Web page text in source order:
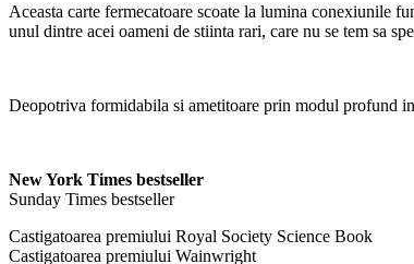
Aceasta carte fermecatoare scoate la lumina conexiunile
unul dintre acei oameni de stiinta rari, care nu se tem sa
Deopotriva formidabila si ametitoare prin modul profund
New York Times bestseller
Sunday Times bestseller
Castigatoarea premiului Royal Society Science Book
Castigatoarea premiului Wainwright